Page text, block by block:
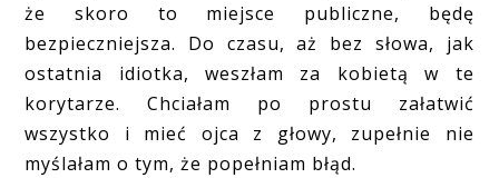
że skoro to miejsce publiczne, będę
bezpieczniejsza. Do czasu, aż bez słowa, jak
ostatnia idiotka, weszłam za kobietą w te
korytarze. Chciałam po prostu załatwić
wszystko i mieć ojca z głowy, zupełnie nie
myślałam o tym, że popełniam błąd.